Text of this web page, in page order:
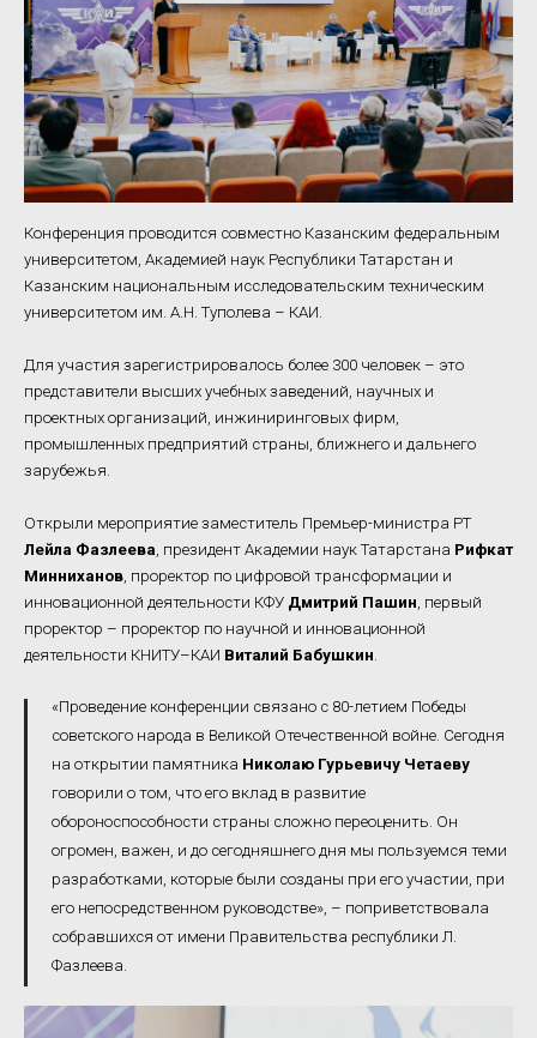
Конференция проводится совместно Казанским федеральным
университетом, Академией наук Республики Татарстан и
Казанским национальным исследовательским техническим
университетом им. А.Н. Туполева – КАИ.
Для участия зарегистрировалось более 300 человек – это
представители высших учебных заведений, научных и
проектных организаций, инжиниринговых фирм,
промышленных предприятий страны, ближнего и дальнего
зарубежья.
Открыли мероприятие заместитель Премьер-министра РТ
Лейла Фазлеева , президент Академии наук Татарстана Рифкат
Минниханов , проректор по цифровой трансформации и
инновационной деятельности КФУ Дмитрий Пашин , первый
проректор – проректор по научной и инновационной
деятельности КНИТУ–КАИ Виталий Бабушкин
«Проведение конференции связано с 80-летием Победы
советского народа в Великой Отечественной войне. Сегодня
на открытии памятника Николаю Гурьевичу Четаеву
говорили о том, что его вклад в развитие
обороноспособности страны сложно переоценить. Он
огромен, важен, и до сегодняшнего дня мы пользуемся теми
разработками, которые были созданы при его участии, при
его непосредственном руководстве», – поприветствовала
собравшихся от имени Правительства республики Л.
Фазлеева.